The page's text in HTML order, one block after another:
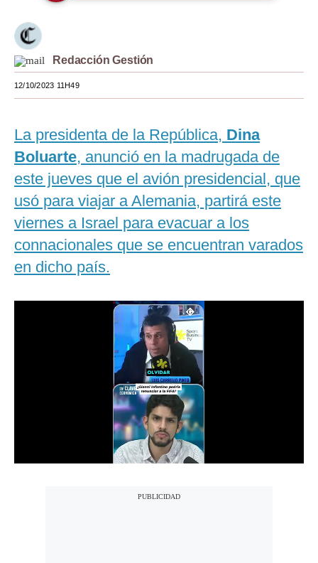
Viajes
Moda
EEUU
México
España
Internacional
Tecnología
Club del Suscriptor
Redacción Gestión
12/10/2023 11H49
La presidenta de la República, Dina
Boluarte, anunció en la madrugada de
este jueves que el avión presidencial, que
usó para viajar a Alemania, partirá este
viernes a Israel para evacuar a los
connacionales que se encuentran varados
en dicho país.